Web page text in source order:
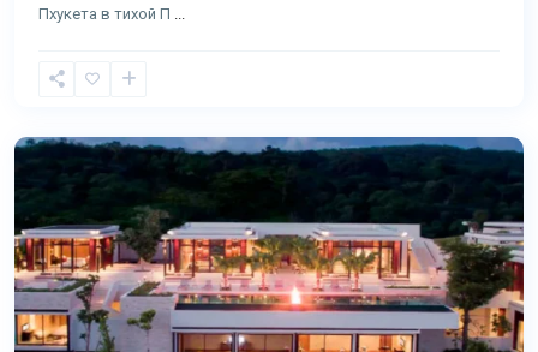
Пхукета в тихой П
Лаян